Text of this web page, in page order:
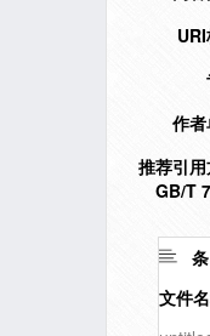
作
推荐引
GB/T
文件